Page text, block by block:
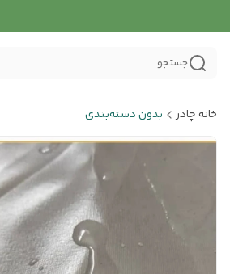
جستجو
خانه چادر بدون دسته‌بندی